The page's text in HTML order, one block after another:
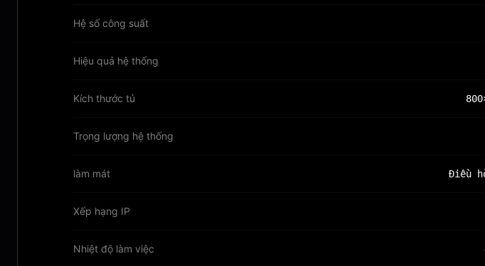
Hệ số công suất
Hiệu quả hệ thống
Kích thước tủ
Trọng lượng hệ thống
làm mát Điều
Xếp hạng IP
Nhiệt độ làm việc